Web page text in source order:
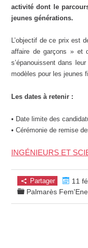
activité dont le
jeunes générations.
L’objectif de ce prix est
affaire de garçons » et
s’épanouissent dans
modèles pour les jeunes
Les dates à retenir :
• Date limite des
• Cérémonie de remise
INGÉNIEURS ET
Partager
11
Palmarès